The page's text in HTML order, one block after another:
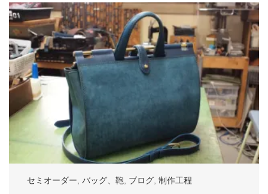
セミオーダー バッグ、鞄 ブログ 制作工程